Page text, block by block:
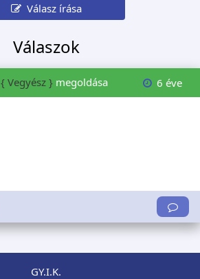
Válasz írása
Válaszok
{ Vegyész } megoldása 6 éve
GY.I.K.